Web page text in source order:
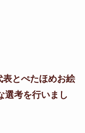
とぺたほめお絵
選考を行いまし